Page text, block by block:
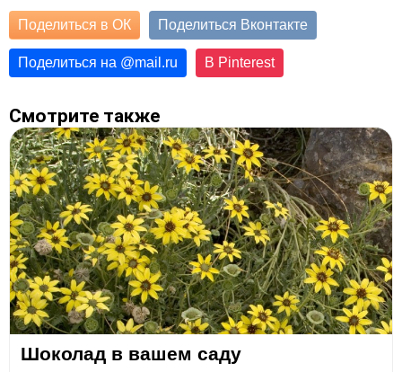
Поделиться в ОК Поделиться Вконтакте
Поделиться на @mail.ru В Pinterest
Смотрите также
Шоколад в вашем саду